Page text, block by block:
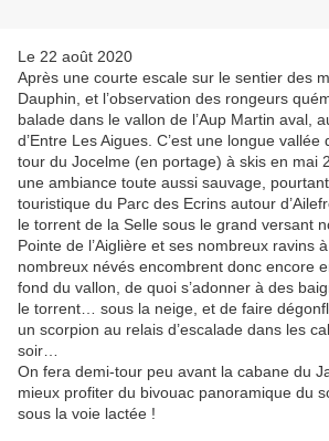
Le 22 août 2020
Après une courte escale sur le sentier des
Dauphin, et l’observation des rongeurs
balade dans le vallon de l’Aup Martin aval,
d’Entre Les Aigues. C’est une longue
tour du Jocelme (en portage) à skis en mai
une ambiance toute aussi sauvage,
touristique du Parc des Ecrins autour
le torrent de la Selle sous le grand versant
Pointe de l’Aiglière et ses nombreux ravins
nombreux névés encombrent donc encore
fond du vallon, de quoi s’adonner à des
le torrent… sous la neige, et de faire
un scorpion au relais d’escalade dans les
soir…
On fera demi-tour peu avant la cabane du
mieux profiter du bivouac panoramique du
sous la voie lactée !